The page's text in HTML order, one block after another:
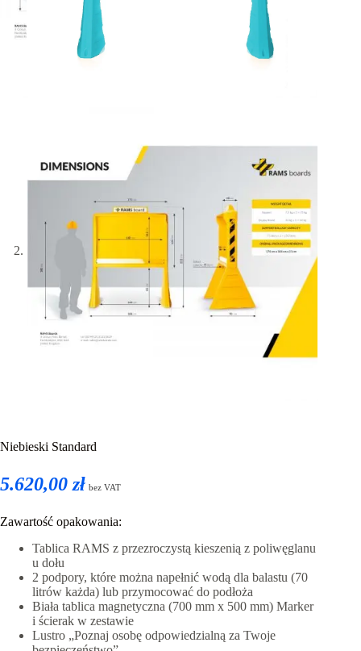
Niebieski Standard
5.620,00 zł bez VAT
Zawartość opakowania:
Tablica RAMS z przezroczystą kieszenią z poliwęglanu
u dołu
2 podpory, które można napełnić wodą dla balastu (70
litrów każda) lub przymocować do podłoża
Biała tablica magnetyczna (700 mm x 500 mm) Marker
i ścierak w zestawie
Lustro „Poznaj osobę odpowiedzialną za Twoje